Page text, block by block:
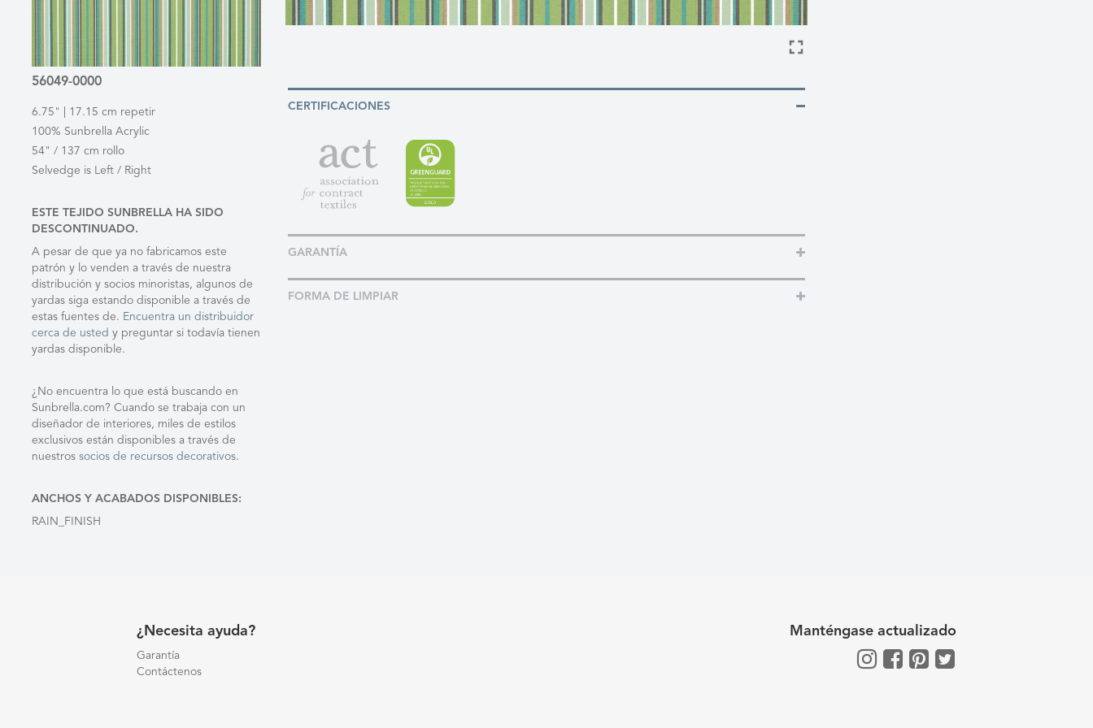
56049-0000
6.75" | 17.15 cm repetir
100% Sunbrella Acrylic
54" / 137 cm rollo
Selvedge is Left / Right
ESTE TEJIDO SUNBRELLA HA SIDO
DESCONTINUADO.
A pesar de que ya no fabricamos este
patrón y lo venden a través de nuestra
distribución y socios minoristas, algunos de
yardas siga estando disponible a través de
estas fuentes de. Encuentra un distribuidor
cerca de usted y preguntar si todavía tienen
yardas disponible.
¿No encuentra lo que está buscando en
Sunbrella.com? Cuando se trabaja con un
diseñador de interiores, miles de estilos
exclusivos están disponibles a través de
nuestros socios de recursos decorativos.
ANCHOS Y ACABADOS DISPONIBLES:
RAIN_FINISH
CERTIFICACIONES
GARANTÍA
FORMA DE LIMPIAR
¿Necesita ayuda?
Garantía
Contáctenos
Manténgase actualizado